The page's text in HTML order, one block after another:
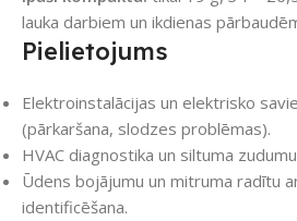
lauka darbiem un ikdienas
Pielietojums
Elektroinstalācijas un elektrisko
(pārkaršana, slodzes problēmas).
HVAC diagnostika un siltuma
Ūdens bojājumu un mitruma radītu
identificēšana.